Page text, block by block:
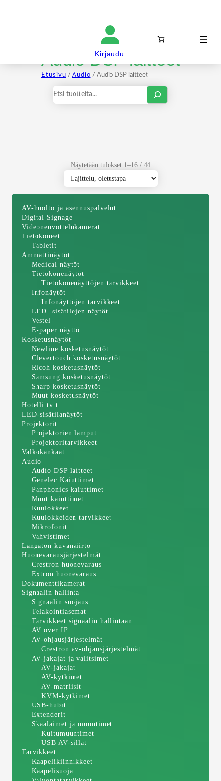
Kirjaudu
Audio DSP laitteet
Etusivu / Audio / Audio DSP laitteet
Haku
Näytetään tulokset 1–16 / 44
AV-huolto ja asennuspalvelut
Digital Signage
Videoneuvottelukamerat
Tietokoneet
Tabletit
Ammattinäytöt
Medical näytöt
Tietokonenäytöt
Tietokonenäyttöjen tarvikkeet
Infonäytöt
Infonäyttöjen tarvikkeet
LED -sisätilojen näytöt
Vestel
E-paper näyttö
Kosketusnäytöt
Newline kosketusnäytöt
Clevertouch kosketusnäytöt
Ricoh kosketusnäytöt
Samsung kosketusnäytöt
Sharp kosketusnäytöt
Muut kosketusnäytöt
Hotelli tv:t
LED-sisätilanäytöt
Projektorit
Projektorien lamput
Projektoritarvikkeet
Valkokankaat
Audio
Audio DSP laitteet
Genelec Kaiuttimet
Panphonics kaiuttimet
Muut kaiuttimet
Kuulokkeet
Kuulokkeiden tarvikkeet
Mikrofonit
Vahvistimet
Langaton kuvansiirto
Huonevarausjärjestelmät
Crestron huonevaraus
Extron huonevaraus
Dokumenttikamerat
Signaalin hallinta
Signaalin suojaus
Telakointiasemat
Tarvikkeet signaalin hallintaan
AV over IP
AV-ohjausjärjestelmät
Crestron av-ohjausjärjestelmät
AV-jakajat ja valitsimet
AV-jakajat
AV-kytkimet
AV-matriisit
KVM-kytkimet
USB-hubit
Extenderit
Skaalaimet ja muuntimet
Kuitumuuntimet
USB AV-sillat
Tarvikkeet
Kaapelikiinnikkeet
Kaapelisuojat